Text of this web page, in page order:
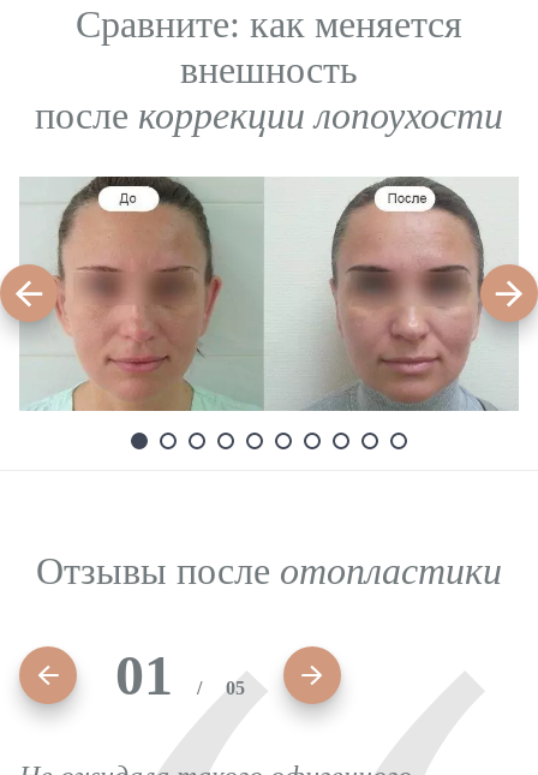
Сравните: как меняется
внешность
после коррекции лопоухости
Отзывы после отопластики
01 / 05
01 /
01 /
01 /
01 /